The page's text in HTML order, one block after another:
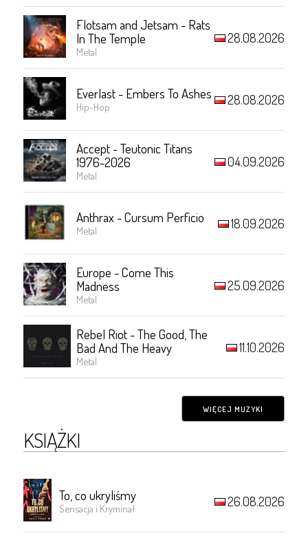
Flotsam and Jetsam - Rats
In The Temple
Metal
28.08.2026
Everlast - Embers To Ashes
Hip-Hop 28.08.2026
Accept - Teutonic Titans
1976-2026
Metal
04.09.2026
Anthrax - Cursum Perficio
Metal 18.09.2026
Europe - Come This
Madness
Metal
25.09.2026
Rebel Riot - The Good, The
Bad And The Heavy
Metal
11.10.2026
WIĘCEJ MUZYKI
KSIĄŻKI
To, co ukryliśmy
Sensacja i Kryminał 26.08.2026